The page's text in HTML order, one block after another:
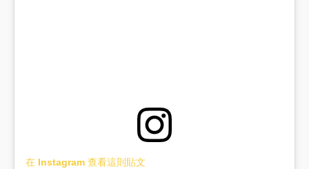
在 Instagram 查看這則貼文